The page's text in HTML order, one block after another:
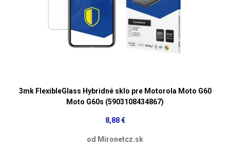
3mk FlexibleGlass Hybridné sklo pre Motorola Moto G60
Moto G60s (5903108434867)
8,88 €
od Mironetcz.sk